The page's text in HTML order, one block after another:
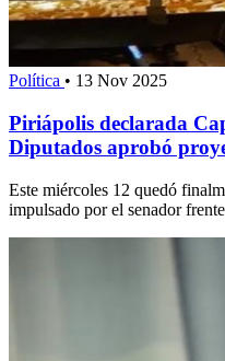
Política • 13 Nov 2025
Piriápolis declarada
Diputados aprobó
Este miércoles 12 quedó
impulsado por el senador